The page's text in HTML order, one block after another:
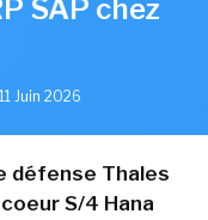
SAP chez
Juin 2026
défense Thales
S/4 Hana